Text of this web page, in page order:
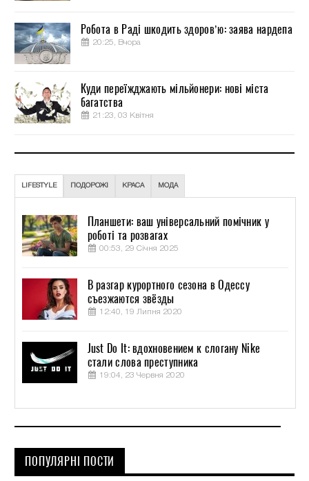
Робота в Раді шкодить здоров’ю: заява нардепа
20:25, Вчора
Куди переїжджають мільйонери: нові міста
багатства
21:23, 03 Квітня
LIFESTYLE ПОДОРОЖІ КРАСА МОДА
Планшети: ваш універсальний помічник у
роботі та розвагах
00:53, 29 Січня 2025
В разгар курортного сезона в Одессу
съезжаются звёзды
12:40, 19 Липня 2020
Just Do It: вдохновением к слогану Nike
стали слова преступника
19:04, 23 Червня 2020
ПОПУЛЯРНІ ПОСТИ